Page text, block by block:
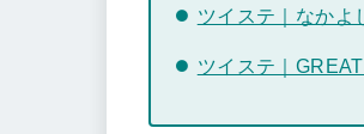
ツイステ｜なかよ
ツイステ｜